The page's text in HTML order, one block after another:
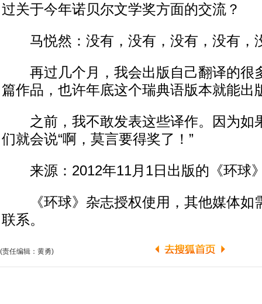
过关于今年诺贝尔文学奖方面的交流？
马悦然：没有，没有，没有，没有
再过几个月，我会出版自己翻译的很
篇作品，也许年底这个瑞典语版本就能出
之前，我不敢发表这些译作。因为如
们就会说“啊，莫言要得奖了！”
来源：2012年11月1日出版的《环球
《环球》杂志授权使用，其他媒体如
联系。
(责任编辑：黄勇)